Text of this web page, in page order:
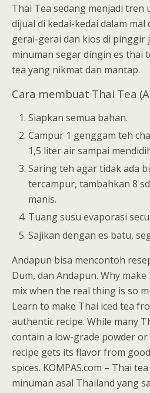
Thai Tea sedang menjadi tren
dijual di kedai-kedai dalam mal
gerai-gerai dan kios di pinggir
minuman segar dingin es thai
tea yang nikmat dan mantap.
Cara membuat Thai Tea
Siapkan semua bahan.
Campur 1 genggam teh
1,5 liter air sampai
Saring teh agar tidak ada
tercampur, tambahkan 8
manis.
Tuang susu evaporasi
Sajikan dengan es batu,
Andapun bisa mencontoh
Dum, dan Andapun. Why
mix when the real thing is so
Learn to make Thai iced tea
authentic recipe. While many
contain a low-grade powder
recipe gets its flavor from
spices. KOMPAS.com – Thai
minuman asal Thailand yang